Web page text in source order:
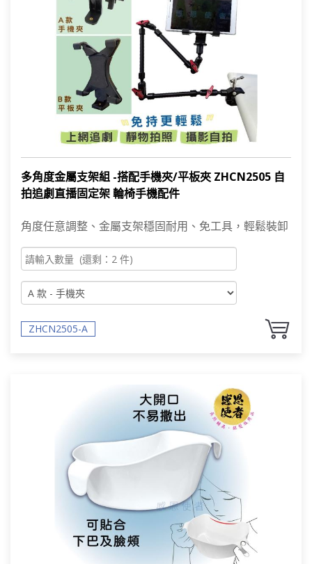
多角度金屬支架組 -搭配手機夾/平板夾 ZHCN2505 自
拍追劇直播固定架 輪椅手機配件
角度任意調整、金屬支架穩固耐用、免工具，輕鬆裝卸
ZHCN2505-A